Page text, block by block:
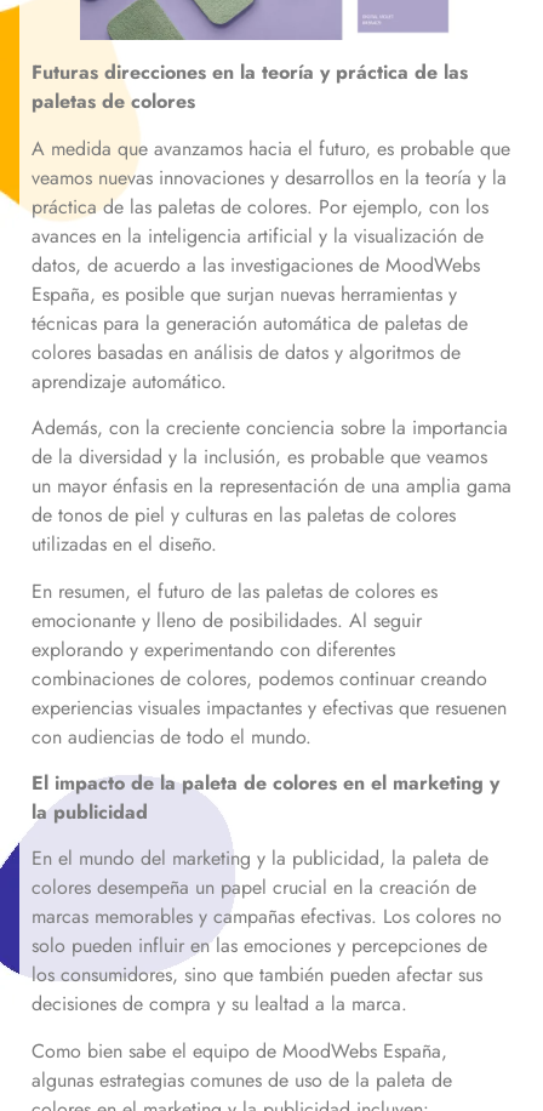
Futuras direcciones en la teoría y práctica de las
paletas de colores
A medida que avanzamos hacia el futuro, es probable que
veamos nuevas innovaciones y desarrollos en la teoría y la
práctica de las paletas de colores. Por ejemplo, con los
avances en la inteligencia artificial y la visualización de
datos, de acuerdo a las investigaciones de MoodWebs
España, es posible que surjan nuevas herramientas y
técnicas para la generación automática de paletas de
colores basadas en análisis de datos y algoritmos de
aprendizaje automático.
Además, con la creciente conciencia sobre la importancia
de la diversidad y la inclusión, es probable que veamos
un mayor énfasis en la representación de una amplia gama
de tonos de piel y culturas en las paletas de colores
utilizadas en el diseño.
En resumen, el futuro de las paletas de colores es
emocionante y lleno de posibilidades. Al seguir
explorando y experimentando con diferentes
combinaciones de colores, podemos continuar creando
experiencias visuales impactantes y efectivas que resuenen
con audiencias de todo el mundo.
El impacto de la paleta de colores en el marketing y
la publicidad
En el mundo del marketing y la publicidad, la paleta de
colores desempeña un papel crucial en la creación de
marcas memorables y campañas efectivas. Los colores no
solo pueden influir en las emociones y percepciones de
los consumidores, sino que también pueden afectar sus
decisiones de compra y su lealtad a la marca.
Como bien sabe el equipo de MoodWebs España,
algunas estrategias comunes de uso de la paleta de